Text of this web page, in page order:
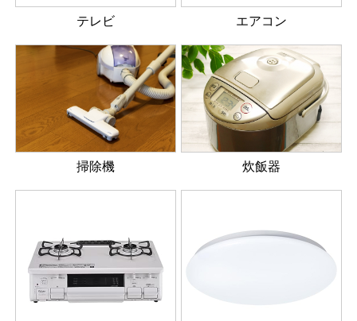
テレビ エアコン
掃除機 炊飯器